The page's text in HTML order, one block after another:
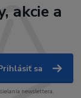
akcie a
sa
newslettera.